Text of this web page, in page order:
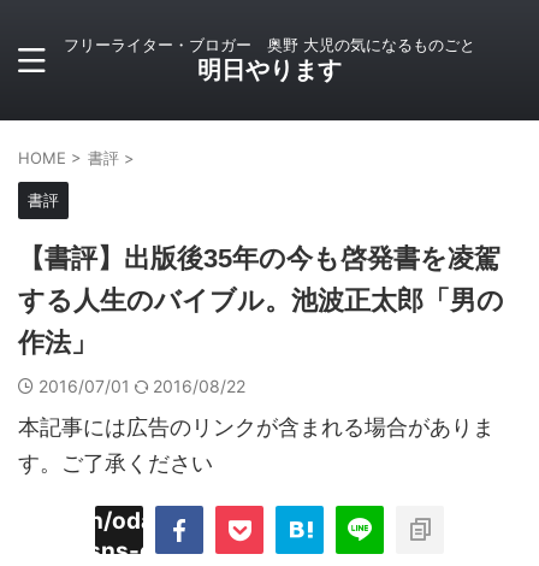
フリーライター・ブロガー 奥野 大児の気になるものごと
明日やります
HOME > 書評 >
書評
【書評】出版後35年の今も啓発書を凌駕
する人生のバイブル。池波正太郎「男の
作法」
2016/07/01 2016/08/22
本記事には広告のリンクが含まれる場合がありま
す。ご了承ください
odaiji.com/public_html/blog/wp-
sns-count-cache/sns-count-